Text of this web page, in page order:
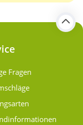
Fragen